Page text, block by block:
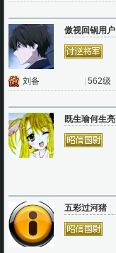
傲视回锅用户
刘备 562级
既生瑜何生亮
五彩过河猪